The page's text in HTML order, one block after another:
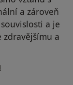
a zároveň
a je
zdravějšímu a
LMM